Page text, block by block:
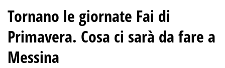
Tornano le giornate Fai di
Primavera. Cosa ci sarà da fare a
Messina